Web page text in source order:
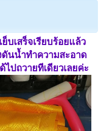
บเสร็จเรียบร้อยแล้ว
ดันน้ำทำความสะอาด
ปถวายทีเดียวเลยค่ะ